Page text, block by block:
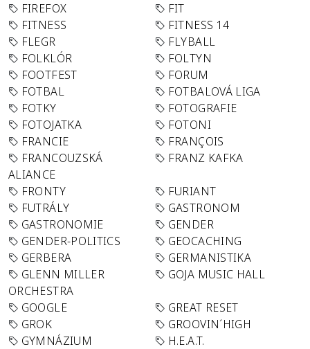
FIREFOX
FIT
FITNESS
FITNESS 14
FLEGR
FLYBALL
FOLKLÓR
FOLTYN
FOOTFEST
FORUM
FOTBAL
FOTBALOVÁ LIGA
FOTKY
FOTOGRAFIE
FOTOJATKA
FOTONI
FRANCIE
FRANÇOIS
FRANCOUZSKÁ
ALIANCE
FRANZ KAFKA
FRONTY
FURIANT
FUTRÁLY
GASTRONOM
GASTRONOMIE
GENDER
GENDER-POLITICS
GEOCACHING
GERBERA
GERMANISTIKA
GLENN MILLER
ORCHESTRA
GOJA MUSIC HALL
GOOGLE
GREAT RESET
GROK
GROOVIN´HIGH
GYMNÁZIUM
H.E.A.T.